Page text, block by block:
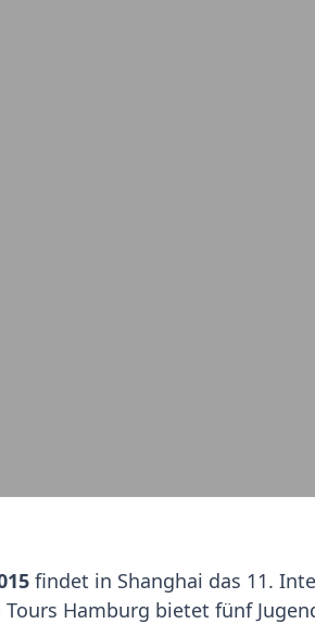
findet in Shanghai das 11.
Hamburg bietet fünf